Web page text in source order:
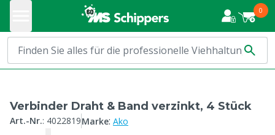
0
Verbinder Draht & Band verzinkt, 4 Stück
Art.-Nr.: 4022819Marke: Ako